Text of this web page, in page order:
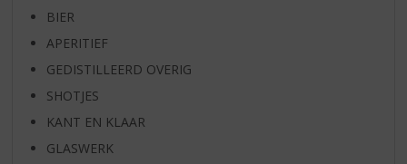
BIER
APERITIEF
GEDISTILLEERD OVERIG
SHOTJES
KANT EN KLAAR
GLASWERK